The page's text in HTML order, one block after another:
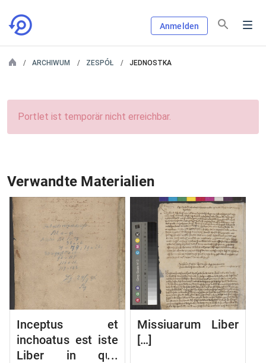
Anmelden
ARCHIWUM ZESPÓŁ JEDNOSTKA
Portlet ist temporär nicht erreichbar.
Verwandte Materialien
Inceptus et
inchoatus est iste
Liber in quo
Missiuarum Liber
[…]